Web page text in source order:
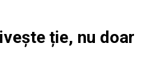
ție, nu doar